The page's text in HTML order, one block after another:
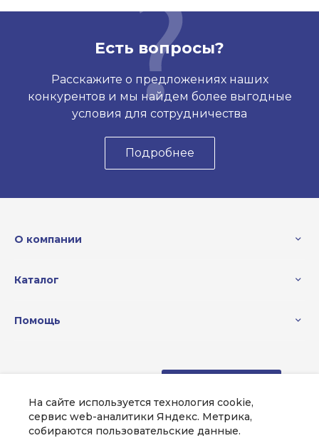
На сайте используется технология cookie,
сервис web-аналитики Яндекс. Метрика,
собираются пользовательские данные.
Есть вопросы?
Расскажите о предложениях наших
конкурентов и мы найдем более выгодные
условия для сотрудничества
Подробнее
О компании
Каталог
Помощь
sale@example.ru